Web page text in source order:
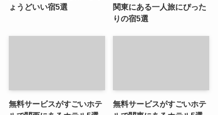
ょうどいい宿5選
関東にある一人旅にぴった
りの宿5選
無料サービスがすごいホテ
無料サービスがすごいホテ